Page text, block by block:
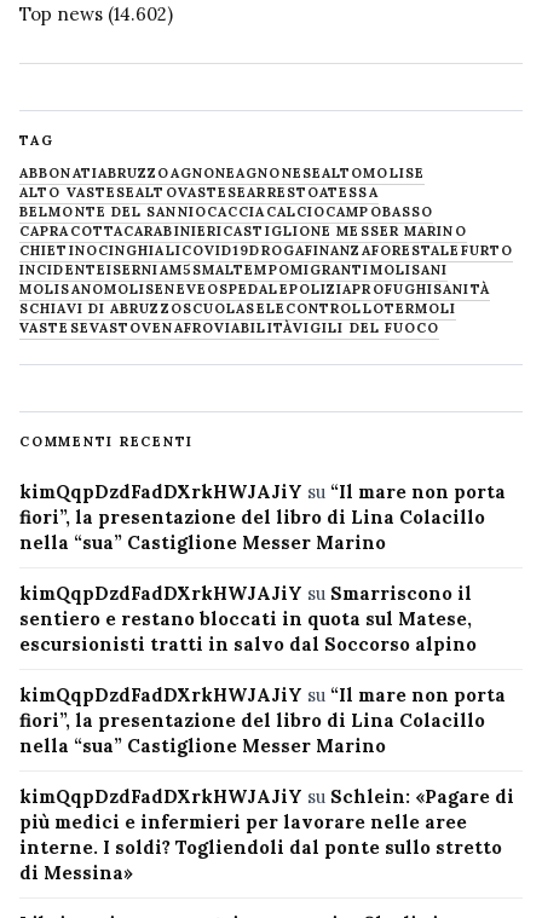
Top news (14.602)
TAG
ABBONATIABRUZZOAGNONEAGNONESEALTOMOLISE
ALTO VASTESEALTOVASTESEARRESTOATESSA
BELMONTE DEL SANNIOCACCIA CALCIOCAMPOBASSO
CAPRACOTTACARABINIERICASTIGLIONE MESSER MARINO
CHIETINOCINGHIALICOVID19DROGAFINANZAFORESTALE FURTO
INCIDENTEISERNIAM5SMALTEMPOMIGRANTIMOLISANI
MOLISANOMOLISENEVE OSPEDALEPOLIZIAPROFUGHISANITÀ
SCHIAVI DI ABRUZZOSCUOLASELECONTROLLOTERMOLI
VASTESEVASTOVENAFROVIABILITÀVIGILI DEL FUOCO
COMMENTI RECENTI
kimQqpDzdFadDXrkHWJAJiY su “Il mare non porta
fiori”, la presentazione del libro di Lina Colacillo
nella “sua” Castiglione Messer Marino
kimQqpDzdFadDXrkHWJAJiY su Smarriscono il
sentiero e restano bloccati in quota sul Matese,
escursionisti tratti in salvo dal Soccorso alpino
kimQqpDzdFadDXrkHWJAJiY su “Il mare non porta
fiori”, la presentazione del libro di Lina Colacillo
nella “sua” Castiglione Messer Marino
kimQqpDzdFadDXrkHWJAJiY su Schlein: «Pagare di
più medici e infermieri per lavorare nelle aree
interne. I soldi? Togliendoli dal ponte sullo stretto
di Messina»